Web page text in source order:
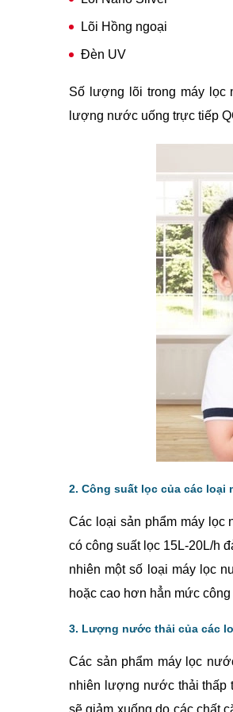
Lõi Hồng ngoại
Đèn UV
Số lượng lõi trong máy lọc
lượng nước uống trực tiếp
2. Công suất lọc của các loại
Các loại sản phẩm máy lọc
có công suất lọc 15L-20L/h
nhiên một số loại máy lọc
hoặc cao hơn hẳn mức công
3. Lượng nước thải của các
Các sản phẩm máy lọc
nhiên lượng nước thải thấp
sẽ giảm xuống do các chất